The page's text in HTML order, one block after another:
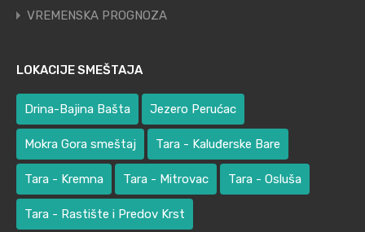
VREMENSKA PROGNOZA
LOKACIJE SMEŠTAJA
Drina-Bajina Bašta Jezero Perućac
Mokra Gora smeštaj Tara - Kaluđerske Bare
Tara - Kremna Tara - Mitrovac Tara - Osluša
Tara - Rastište i Predov Krst